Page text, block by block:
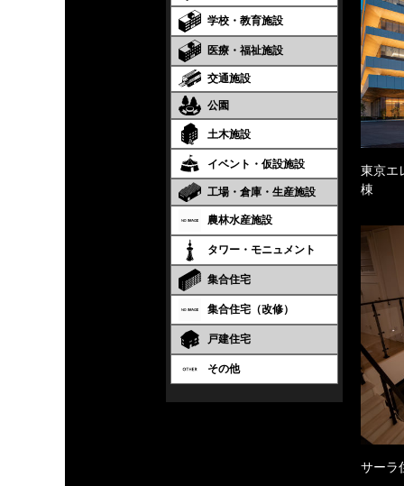
学校・教育施設
医療・福祉施設
交通施設
公園
土木施設
イベント・仮設施設
工場・倉庫・生産施設
農林水産施設
タワー・モニュメント
集合住宅
集合住宅（改修）
戸建住宅
その他
東京エ
棟
サーラ